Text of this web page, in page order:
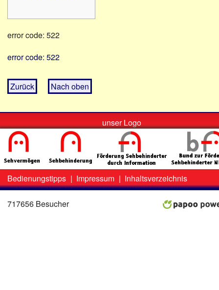
error code: 522
error code: 522
Zurück Nach oben
unser Logo
Zweit-
Menü
Bedienungstipps | Impressum | Inhaltsverzeichnis
717656 Besucher